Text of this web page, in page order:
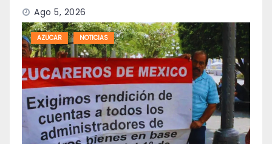
Ago 5, 2026
AZUCAR NOTICIAS